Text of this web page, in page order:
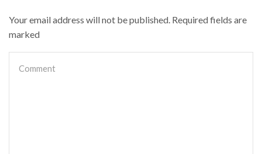
Your email address will not be published. Required fields are
marked